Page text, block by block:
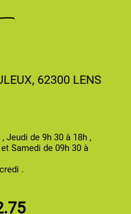
62300 LENS
Jeudi de 9h 30 à 18h ,
Samedi de 09h 30 à
.